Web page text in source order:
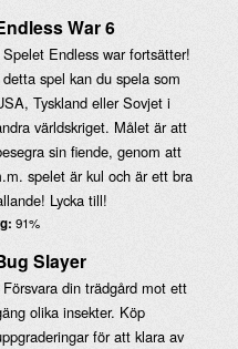
War 6
Endless war fortsätter!
detta spel kan du spela som
Tyskland eller Sovjet i
världskriget. Målet är att
sin fiende, genom att
spelet är kul och är ett bra
Lycka till!
91%
Slayer
din trädgård mot ett
olika insekter. Köp
för att klara av